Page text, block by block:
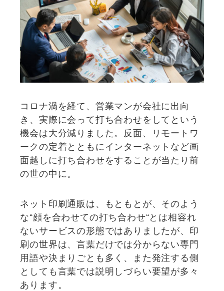
コロナ渦を経て、営業マンが会社に出向
き、実際に会って打ち合わせをしてという
機会は大分減りました。反面、リモートワ
ークの定着とともにインターネットなど画
面越しに打ち合わせをすることが当たり前
の世の中に。
ネット印刷通販は、もともとが、そのよう
な“顔を合わせての打ち合わせ“とは相容れ
ないサービスの形態ではありましたが、印
刷の世界は、言葉だけでは分からない専門
用語や決まりごとも多く、また発注する側
としても言葉では説明しづらい要望が多々
あります。